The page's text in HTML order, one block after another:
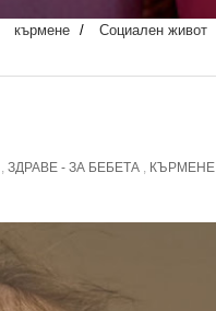
кърмене / Социален живот
, ЗДРАВЕ - ЗА БЕБЕТА , КЪРМЕНЕ